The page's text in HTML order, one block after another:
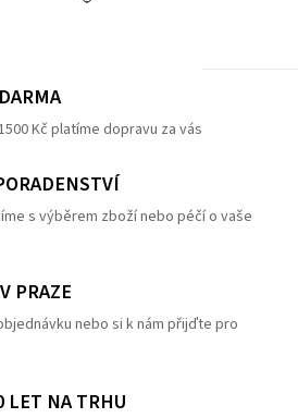
Kč platíme dopravu za vás
s výběrem zboží nebo péčí o vaše
PRAZE
nebo si k nám přijďte pro
LET NA TRHU